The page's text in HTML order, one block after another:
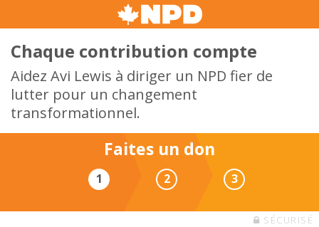
Chaque contribution compte
Aidez Avi Lewis à diriger un NPD fier de
lutter pour un changement
transformationnel.
Faites un don
1 2 3
SÉCURISÉ